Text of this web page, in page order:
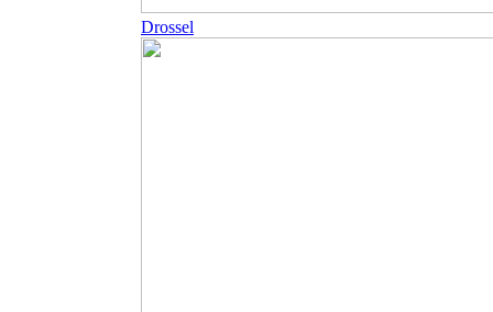
Drossel